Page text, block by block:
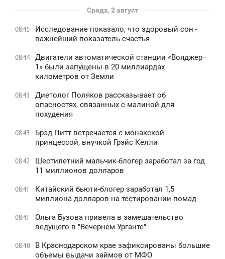
Среда, 2 август
08:45
Исследование показало, что здоровый сон -
важнейший показатель счастья
08:44
Двигатели автоматической станции «Вояджер–
1» были запущены в 20 миллиардах
километров от Земли
08:43
Диетолог Поляков рассказывает об
опасностях, связанных с малиной для
похудения
08:43
Брэд Питт встречается с монакской
принцессой, внучкой Грэйс Келли
08:42
Шестилетний мальчик-блогер заработал за год
11 миллионов долларов
08:41
Китайский бьюти-блогер заработал 1,5
миллиона долларов на тестировании помад
08:41
Ольга Бузова привела в замешательство
ведущего в "Вечернем Урганте"
08:40
В Краснодарском крае зафиксированы большие
объемы выдачи займов от МФО